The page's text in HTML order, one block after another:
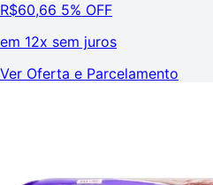
R$60,66 5% OFF
em 12x sem juros
Ver Oferta e Parcelamento